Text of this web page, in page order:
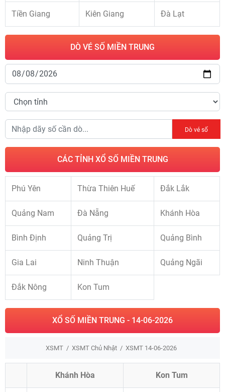
Tiền Giang Kiên Giang Đà Lạt
DÒ VÉ SỐ MIỀN TRUNG
Dò vé số
CÁC TỈNH XỔ SỐ MIỀN TRUNG
Phú Yên Thừa Thiên Huế Đắk Lắk
Quảng Nam Đà Nẵng Khánh Hòa
Bình Định Quảng Trị Quảng Bình
Gia Lai Ninh Thuận Quảng Ngãi
Đắk Nông Kon Tum
XỔ SỐ MIỀN TRUNG - 14-06-2026
XSMT XSMT Chủ Nhật XSMT 14-06-2026
Khánh Hòa Kon Tum